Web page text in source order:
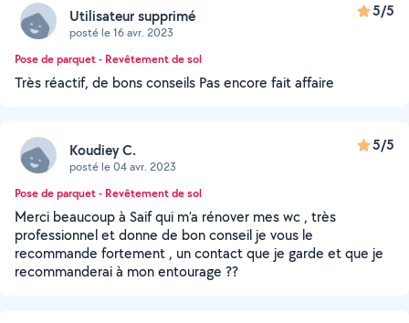
Utilisateur supprimé
posté le 16 avr. 2023
5/5
Pose de parquet - Revêtement de sol
Très réactif, de bons conseils Pas encore fait affaire
Koudiey C.
posté le 04 avr. 2023
5/5
Pose de parquet - Revêtement de sol
Merci beaucoup à Saif qui m’a rénover mes wc , très
professionnel et donne de bon conseil je vous le
recommande fortement , un contact que je garde et que je
recommanderai à mon entourage ??